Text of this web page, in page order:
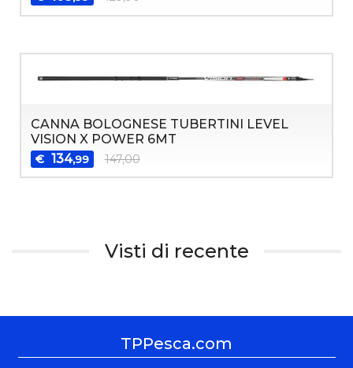
CANNA BOLOGNESE TUBERTINI LEVEL
VISION X POWER 6MT
€ 134,99 147,00
Visti di recente
TPPesca.com